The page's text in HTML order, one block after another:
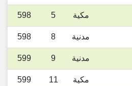
مكية 5
598
مدنية 8
598
مدنية 9
599
مكية 11
599